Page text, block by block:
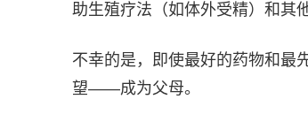
助生殖疗法（如体外受精）和其
不幸的是，即使最好的药物和最
望——成为父母。